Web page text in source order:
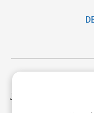
Je huis met